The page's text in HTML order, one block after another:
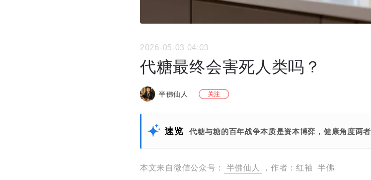
2026-05-03 04:03
代糖最终会害死人类吗？
半佛仙人 关注
速览 代糖与糖的百年战争本质是资本博弈，健康角度两
本文来自微信公众号： 半佛仙人 ，作者：红袖 半佛